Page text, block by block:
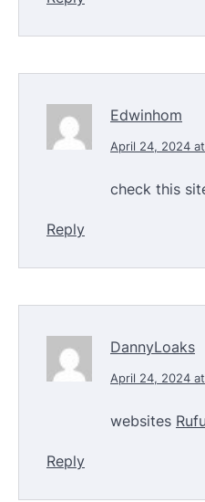
Edwinhom
April 24, 2024
check this
Reply
DannyLoaks
April 24, 2024
websites
Reply